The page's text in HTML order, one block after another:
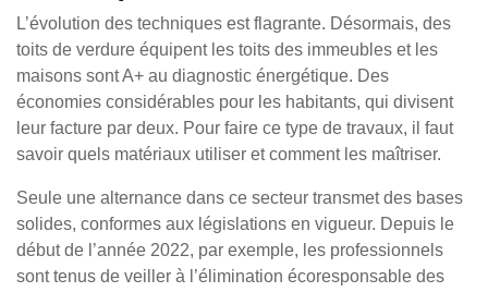
L’évolution des techniques est flagrante. Désormais, des
toits de verdure équipent les toits des immeubles et les
maisons sont A+ au diagnostic énergétique. Des
économies considérables pour les habitants, qui divisent
leur facture par deux. Pour faire ce type de travaux, il faut
savoir quels matériaux utiliser et comment les maîtriser.
Seule une alternance dans ce secteur transmet des bases
solides, conformes aux législations en vigueur. Depuis le
début de l’année 2022, par exemple, les professionnels
sont tenus de veiller à l’élimination écoresponsable des